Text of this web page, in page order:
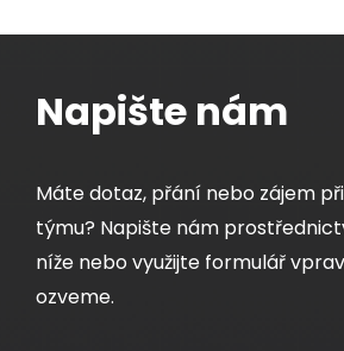
Napište nám
Máte dotaz, přání nebo zájem
týmu? Napište nám
níže nebo využijte formulář
ozveme.